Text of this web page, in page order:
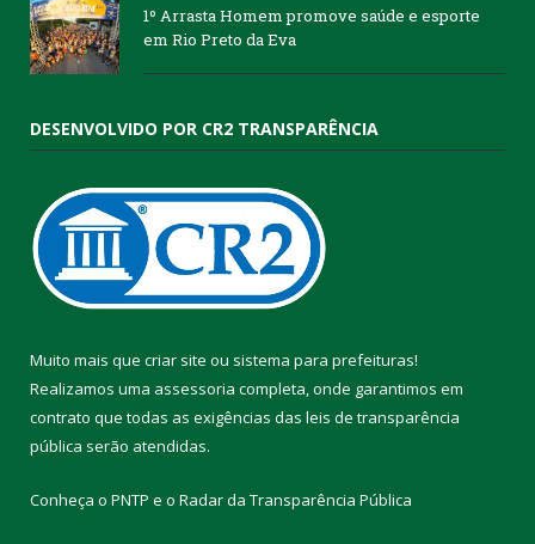
1º Arrasta Homem promove saúde e esporte
em Rio Preto da Eva
DESENVOLVIDO POR CR2 TRANSPARÊNCIA
Muito mais que criar site ou sistema para prefeituras!
Realizamos uma assessoria completa, onde garantimos em
contrato que todas as exigências das leis de transparência
pública serão atendidas.
Conheça o PNTP e o Radar da Transparência Pública